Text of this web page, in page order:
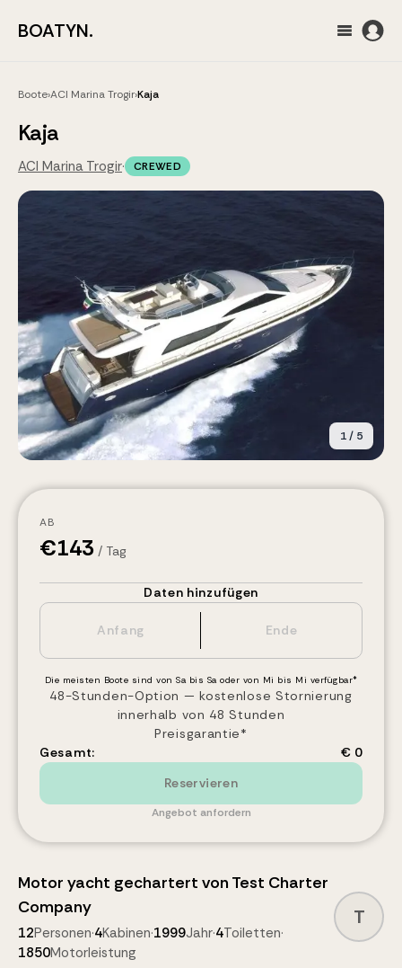
BOATYN.
Boote›ACI Marina Trogir›Kaja
Kaja
ACI Marina Trogir· CREWED
1/ 5
AB
€143 / Tag
Daten hinzufügen
Die meisten Boote sind von Sa bis Sa oder von Mi bis Mi verfügbar*
48-Stunden-Option — kostenlose Stornierung
innerhalb von 48 Stunden
Preisgarantie*
Gesamt:
€ 0
Reservieren
Angebot anfordern
Motor yacht gechartert von Test Charter
Company
12Personen·4Kabinen·1999Jahr·4Toiletten·
1850Motorleistung
T